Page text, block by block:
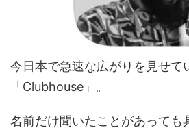
今日本で急速な広がりを見せて
「Clubhouse」。
名前だけ聞いたことがあっても